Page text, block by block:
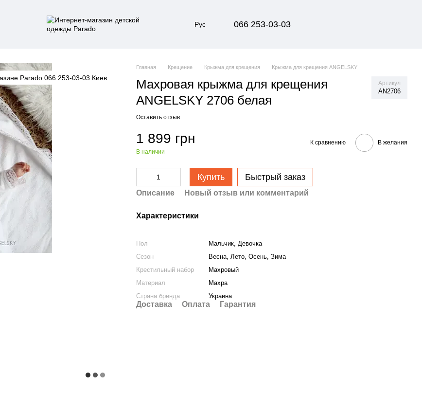
Рус 066 253-03-03
Главная Крещение Крыжма для крещения Крыжма для крещения ANGELSKY
Махровая крыжма для крещения
ANGELSKY 2706 белая
Артикул
AN2706
Оставить отзыв
1 899 грн
В наличии
К сравнению В желания
Купить Быстрый заказ
Описание Новый отзыв или комментарий
Характеристики
Пол
Мальчик, Девочка
Сезон
Весна, Лето, Осень, Зима
Крестильный набор
Махровый
Материал
Махра
Страна бренда
Украина
Доставка Оплата Гарантия